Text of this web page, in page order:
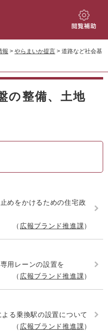
閲
補
報 > やらまいか提言 > 道路など社会基
の整備、土地
めをかけるための住宅政
広報ブランド推進課
用レーンの設置を
広報ブランド推進課
よる乗換駅の設置について
広報ブランド推進課